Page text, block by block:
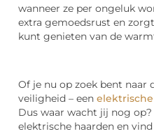
wanneer ze per ongeluk
extra gemoedsrust en
kunt genieten van de
Of je nu op zoek bent naar
veiligheid – een
Dus waar wacht jij nog
elektrische haarden en